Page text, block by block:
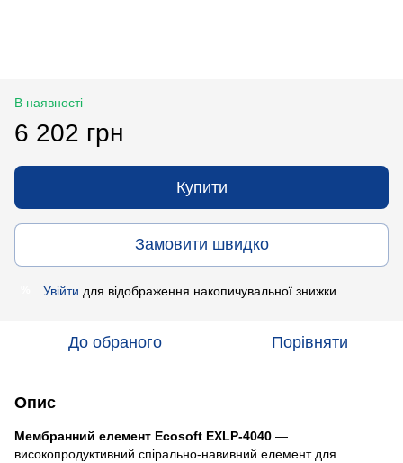
В наявності
6 202 грн
Купити
Замовити швидко
Увійти для відображення накопичувальної знижки
До обраного Порівняти
Опис
Мембранний елемент Ecosoft EXLP-4040 —
високопродуктивний спірально-навивний елемент для